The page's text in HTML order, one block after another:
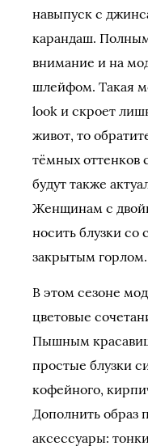
навыпуск с
карандаш.
внимание и на
шлейфом. Такая
look и скроет
живот, то
тёмных оттенков
будут также
Женщинам с
носить блузки со
закрытым горлом.
В этом сезоне
цветовые
Пышным
простые блузки
кофейного,
Дополнить образ
аксессуары: